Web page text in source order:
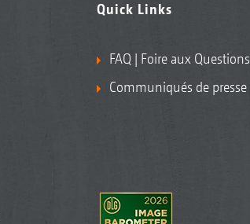
Quick Links
FAQ | Foire aux Questions
Communiqués de presse